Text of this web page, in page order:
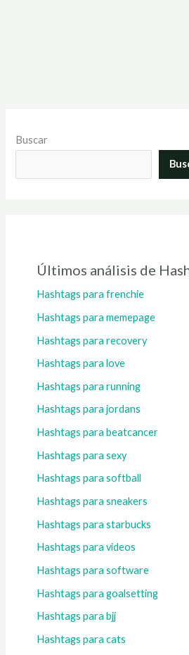
Buscar
Últimos análisis de
Hashtags para frenchie
Hashtags para memepage
Hashtags para recovery
Hashtags para love
Hashtags para running
Hashtags para jordans
Hashtags para beatcancer
Hashtags para sexy
Hashtags para softball
Hashtags para sneakers
Hashtags para starbucks
Hashtags para videos
Hashtags para software
Hashtags para goalsetting
Hashtags para bjj
Hashtags para cats